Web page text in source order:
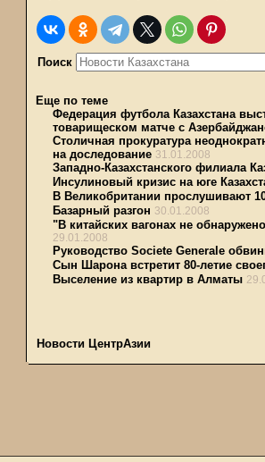
Поиск
Еще по теме
Федерация футбола Казахстана
товарищеском матче с
Столичная прокуратура
на доследование 31.01.2008
Западно-Казахстанского филиала
Инсулиновый кризис на юге
В Великобритании прослушивают
Базарный разгон 30.01.2008
"В китайских вагонах не
29.01.2008
Руководство Societe Generale
Сын Шарона встретит 80-летие
Выселение из квартир в Алматы
Новости ЦентрАзии